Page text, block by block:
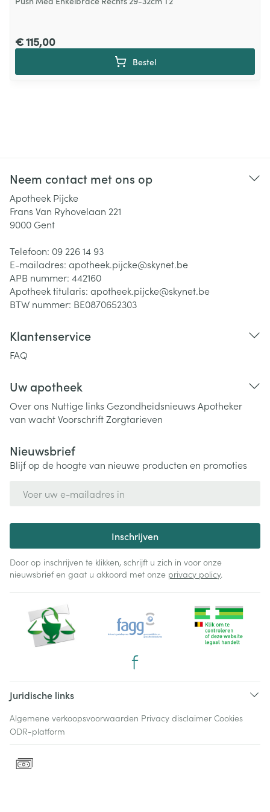
€ 115,00
Bestel
Neem contact met ons op
Apotheek Pijcke
Frans Van Ryhovelaan 221
9000 Gent
Telefoon: 09 226 14 93
E-mailadres: apotheek.pijcke@skynet.be
APB nummer: 442160
Apotheek titularis: apotheek.pijcke@skynet.be
BTW nummer: BE0870652303
Klantenservice
FAQ
Uw apotheek
Over ons Nuttige links Gezondheidsnieuws Apotheker
van wachtVoorschriftZorgtarieven
Nieuwsbrief
Blijf op de hoogte van nieuwe producten en promoties
Inschrijven
Door op inschrijven te klikken, schrijft u zich in voor onze
nieuwsbrief en gaat u akkoord met onze privacy policy.
Juridische links
Algemene verkoopsvoorwaarden Privacy disclaimer Cookies
ODR-platform